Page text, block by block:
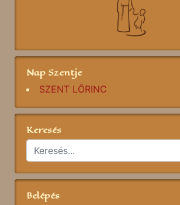
Nap Szentje
SZENT LŐRINC
Keresés
Belépés